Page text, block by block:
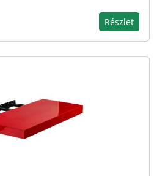
Részlet